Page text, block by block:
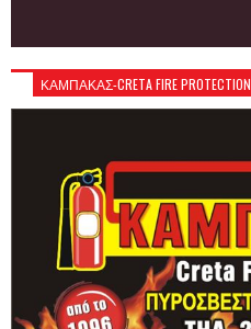
ΚΑΜΠΑΚΑΣ-CRETA FIRE PROTECTION